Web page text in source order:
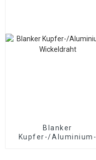
Blanker
Kupfer-/Aluminium-